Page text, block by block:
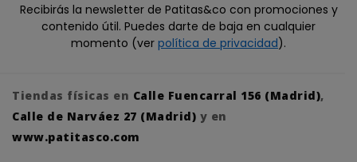
Recibirás la newsletter de Patitas&co con promociones y
contenido útil. Puedes darte de baja en cualquier
momento (ver política de privacidad).
Tiendas físicas en Calle Fuencarral 156 (Madrid),
Calle de Narváez 27 (Madrid) y en
www.patitasco.com